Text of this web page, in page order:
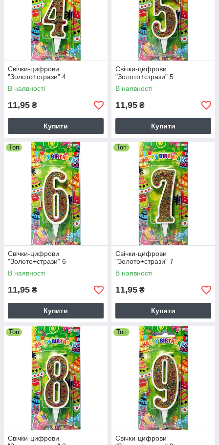
Свічки-цифрови
"Золото+стрази" 4
В наявності
11,95 ₴
Купити
Свічки-цифрови
"Золото+стрази" 5
В наявності
11,95 ₴
Купити
Топ
Свічки-цифрови
"Золото+стрази" 6
В наявності
11,95 ₴
Купити
Топ
Свічки-цифрови
"Золото+стрази" 7
В наявності
11,95 ₴
Купити
Топ
Свічки-цифрови
Топ
Свічки-цифрови